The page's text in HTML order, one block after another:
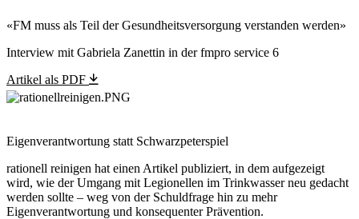
«FM muss als Teil der Gesundheitsversorgung verstanden werden»
Interview mit Gabriela Zanettin in der fmpro service 6
Artikel als PDF
Eigenverantwortung statt Schwarzpeterspiel
rationell reinigen hat einen Artikel publiziert, in dem aufgezeigt
wird, wie der Umgang mit Legionellen im Trinkwasser neu gedacht
werden sollte – weg von der Schuldfrage hin zu mehr
Eigenverantwortung und konsequenter Prävention.